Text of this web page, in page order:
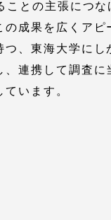
ことの主張につな
の成果を広くア
つ、東海大学に
、連携して調査
います。